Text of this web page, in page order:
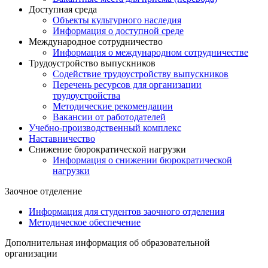
Доступная среда
Объекты культурного наследия
Информация о доступной среде
Международное сотрудничество
Информация о международном сотрудничестве
Трудоустройство выпускников
Содействие трудоустройству выпускников
Перечень ресурсов для организации
трудоустройства
Методические рекомендации
Вакансии от работодателей
Учебно-производственный комплекс
Наставничество
Снижение бюрократической нагрузки
Информация о снижении бюрократической
нагрузки
Заочное отделение
Информация для студентов заочного отделения
Методическое обеспечение
Дополнительная информация об образовательной
организации